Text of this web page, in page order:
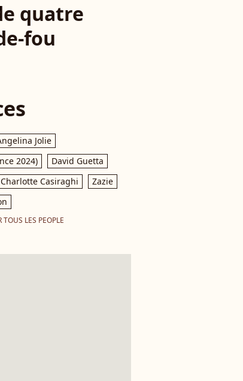
quatre
fou
Jolie
2024)
David Guetta
Charlotte Casiraghi
Zazie
TOUS LES PEOPLE